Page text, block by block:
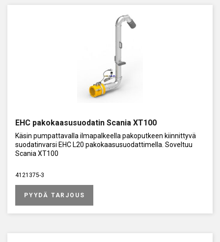
EHC pakokaasusuodatin Scania XT100
Käsin pumpattavalla ilmapalkeella pakoputkeen kiinnittyvä
suodatinvarsi EHC L20 pakokaasusuodattimella. Soveltuu
Scania XT100
4121375-3
PYYDÄ TARJOUS